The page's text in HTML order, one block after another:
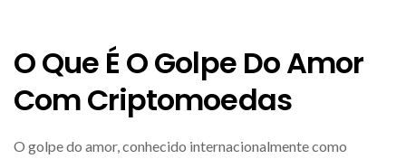
O Que É O Golpe Do Amor
Com Criptomoedas
O golpe do amor, conhecido internacionalmente como